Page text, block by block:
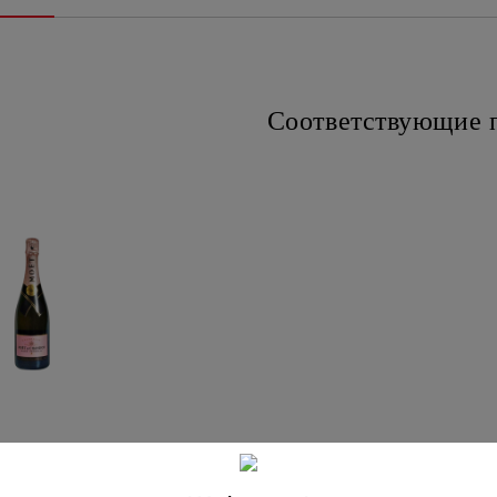
Соответствующие
BRUT ROSE